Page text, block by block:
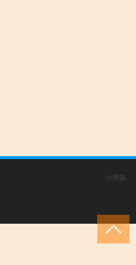
小男孩